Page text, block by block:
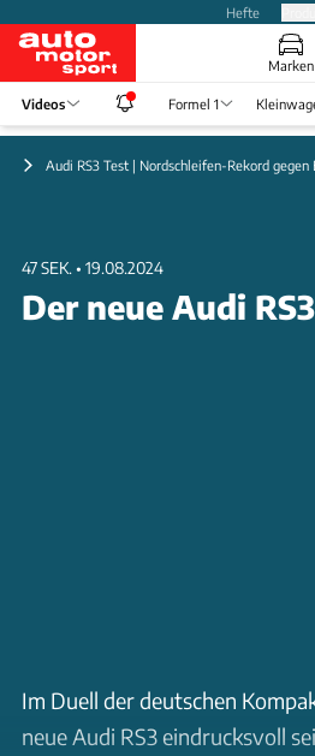
Hefte
Marken
Videos Formel 1
Audi RS3 Test | Nordschleifen-Rekord
47 SEK. • 19.08.2024
Der neue Audi
Im Duell der deutschen
neue Audi RS3 eindrucksvoll